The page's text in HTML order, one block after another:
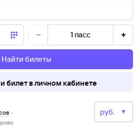
1 пасс
Найти билеты
билет в личном кабинете
·